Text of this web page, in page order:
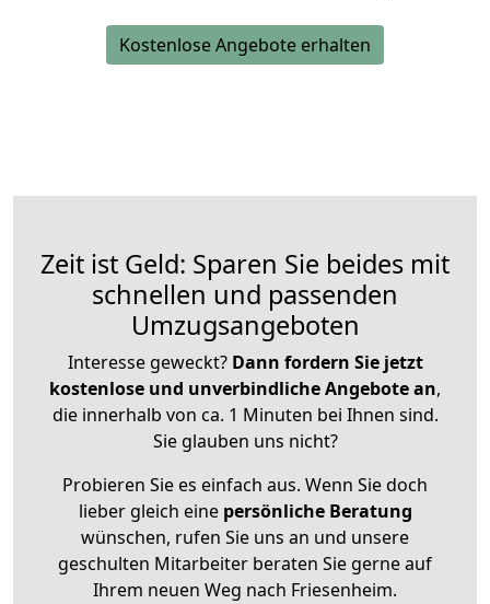
Kostenlose Angebote erhalten
Zeit ist Geld: Sparen Sie beides mit
schnellen und passenden
Umzugsangeboten
Interesse geweckt? Dann fordern Sie jetzt
kostenlose und unverbindliche Angebote an,
die innerhalb von ca. 1 Minuten bei Ihnen sind.
Sie glauben uns nicht?
Probieren Sie es einfach aus. Wenn Sie doch
lieber gleich eine persönliche Beratung
wünschen, rufen Sie uns an und unsere
geschulten Mitarbeiter beraten Sie gerne auf
Ihrem neuen Weg nach Friesenheim.